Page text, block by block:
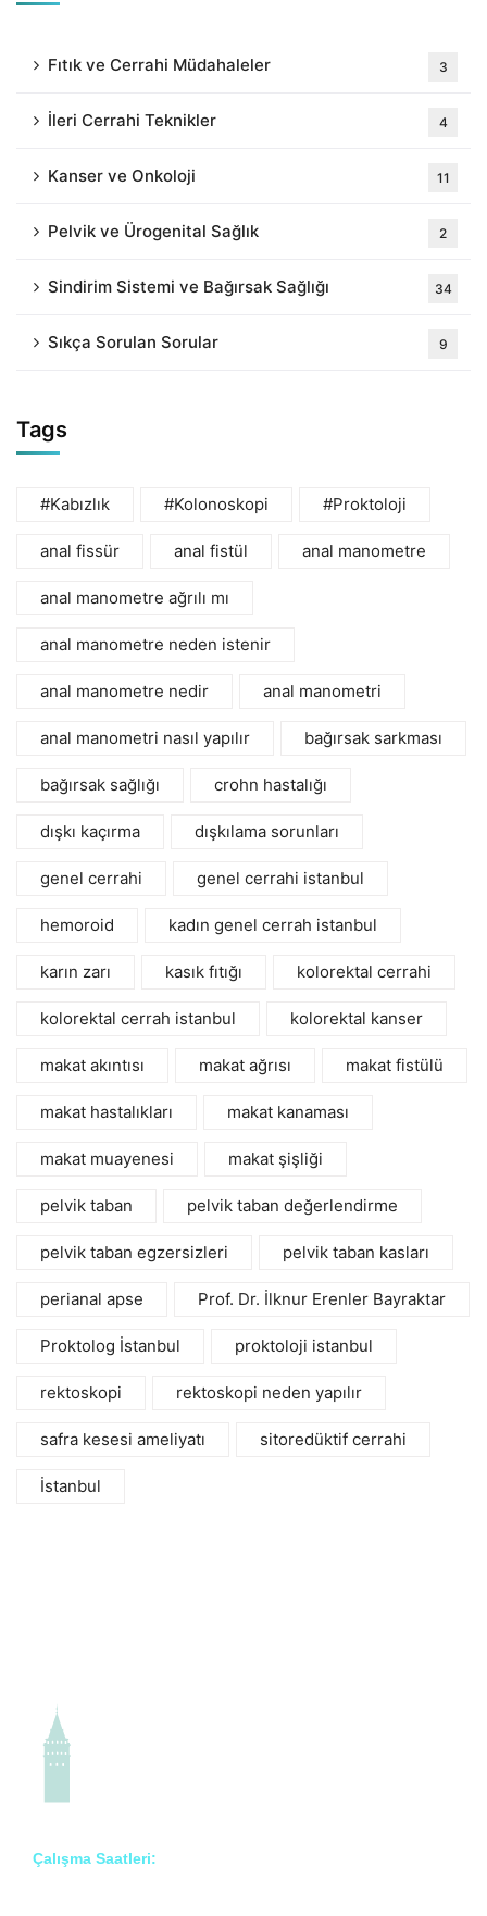
Fıtık ve Cerrahi Müdahaleler 3
İleri Cerrahi Teknikler 4
Kanser ve Onkoloji 11
Pelvik ve Ürogenital Sağlık 2
Sindirim Sistemi ve Bağırsak Sağlığı 34
Sıkça Sorulan Sorular 9
Tags
#Kabızlık #Kolonoskopi #Proktoloji
anal fissür anal fistül anal manometre
anal manometre ağrılı mı
anal manometre neden istenir
anal manometre nedir anal manometri
anal manometri nasıl yapılır bağırsak sarkması
bağırsak sağlığı crohn hastalığı
dışkı kaçırma dışkılama sorunları
genel cerrahi genel cerrahi istanbul
hemoroid kadın genel cerrah istanbul
karın zarı kasık fıtığı kolorektal cerrahi
kolorektal cerrah istanbul kolorektal kanser
makat akıntısı makat ağrısı makat fistülü
makat hastalıkları makat kanaması
makat muayenesi makat şişliği
pelvik taban pelvik taban değerlendirme
pelvik taban egzersizleri pelvik taban kasları
perianal apse Prof. Dr. İlknur Erenler Bayraktar
Proktolog İstanbul proktoloji istanbul
rektoskopi rektoskopi neden yapılır
safra kesesi ameliyatı sitoredüktif cerrahi
İstanbul
Çalışma Saatleri: